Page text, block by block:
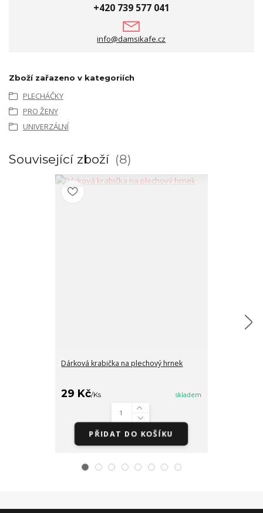
+420 739 577 041
info@damsikafe.cz
Zboží zařazeno v kategoriích
PLECHÁČKY
PRO ŽENY
UNIVERZÁLNÍ
Související zboží 8
Dárková krabička na plechový hrnek
29 Kč/Ks skladem
PŘIDAT DO KOŠÍKU